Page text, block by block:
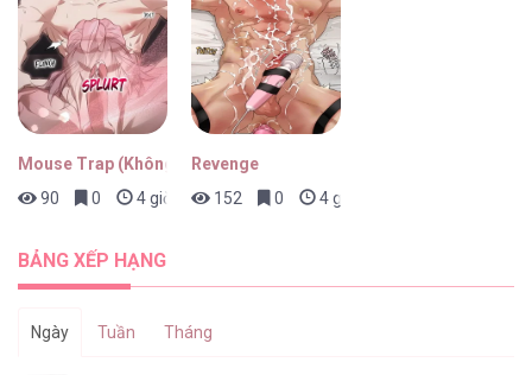
Mouse Trap (Không Che)
90
0 4 giờ trước
Revenge
152
0 4 giờ trước
BẢNG XẾP HẠNG
Ngày Tuần Tháng